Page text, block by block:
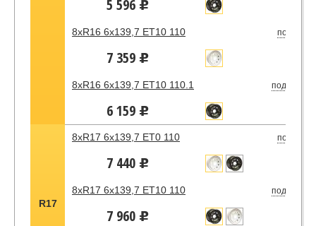
5 596 u
8xR16 6x139,7 ET10 110 под
7 359 u
8xR16 6x139,7 ET10 110.1 под заказ
6 159 u
R17
8xR17 6x139,7 ET0 110 под
7 440 u
8xR17 6x139,7 ET10 110 под заказ
7 960 u